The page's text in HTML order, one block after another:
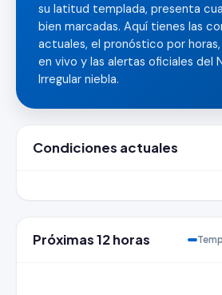
su latitud templada, presenta
bien marcadas. Aquí tienes las
actuales, el pronóstico por
en vivo y las alertas oficiales del
Irregular niebla.
Condiciones actuales
Próximas 12 horas